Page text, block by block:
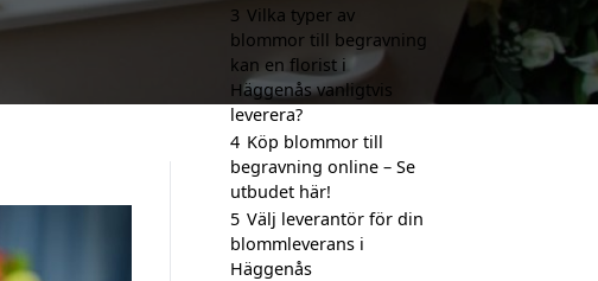
3 Vilka typer av
blommor till begravning
kan en florist i
Häggenås vanligtvis
leverera?
4 Köp blommor till
begravning online – Se
utbudet här!
5 Välj leverantör för din
blommleverans i
Häggenås